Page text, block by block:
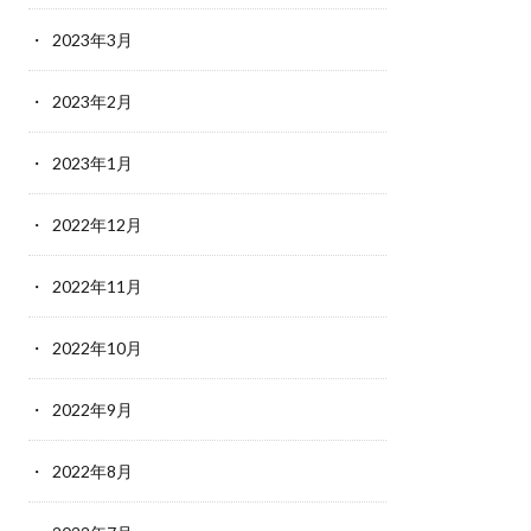
2023年3月
2023年2月
2023年1月
2022年12月
2022年11月
2022年10月
2022年9月
2022年8月